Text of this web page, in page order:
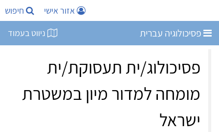
אזור אישי חיפוש
פסיכולוגיה עברית ניווט בעמוד
פסיכולוג/ית תעסוקת/ית
מומחה למדור מיון במשטרת
ישראל